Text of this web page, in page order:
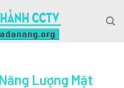
Lượng Mặt